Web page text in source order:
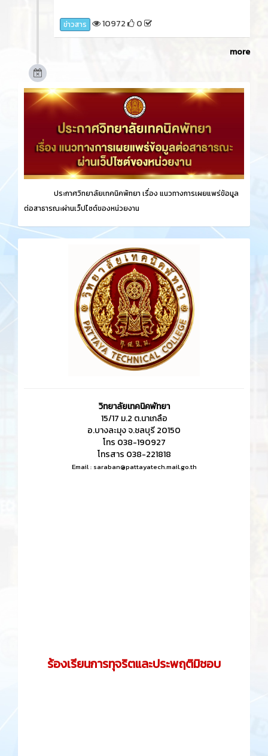
ข่าวสาร 10972 0
more
ประกาศวิทยาลัยเทคนิคพัทยา เรื่อง แนวทางการเผยแพร่ข้อมูล
ต่อสาธารณะผ่านเว็ปไซต์ของหน่วยงาน
วิทยาลัยเทคนิคพัทยา
15/17 ม.2 ต.นาเกลือ
อ.บางละมุง จ.ชลบุรี 20150
โทร 038-190927
โทรสาร 038-221818
Email : saraban@pattayatech.mail.go.th
ร้องเรียนการทุจริตและประพฤติมิชอบ